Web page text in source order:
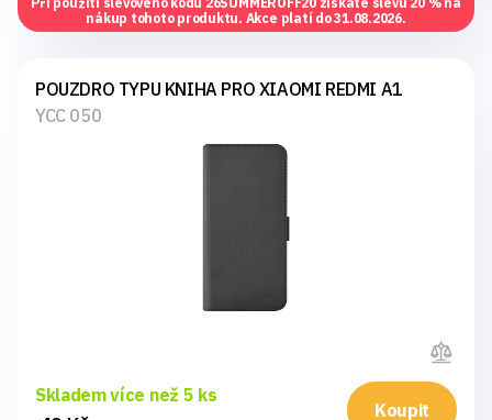
nákup tohoto produktu. Akce platí do 31.08.2026.
POUZDRO TYPU KNIHA PRO XIAOMI REDMI A1
YCC 050
Skladem více než 5 ks
Koupit